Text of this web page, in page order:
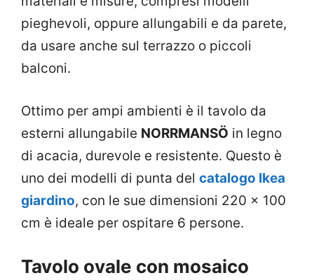
pieghevoli, oppure allungabili e da parete,
da usare anche sul terrazzo o piccoli
balconi.
Ottimo per ampi ambienti è il tavolo da
esterni allungabile NORRMANSÖ in legno
di acacia, durevole e resistente. Questo è
uno dei modelli di punta del catalogo Ikea
giardino, con le sue dimensioni 220 x 100
cm è ideale per ospitare 6 persone.
Tavolo ovale con mosaico